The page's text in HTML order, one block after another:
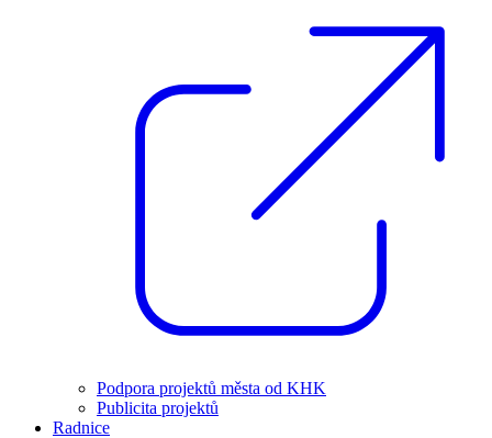
Podpora projektů města od KHK
Publicita projektů
Radnice